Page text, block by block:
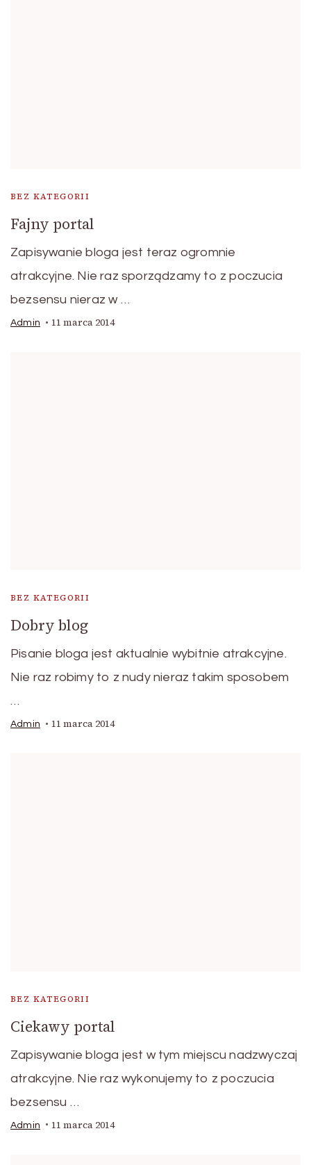
BEZ KATEGORII
Fajny portal
Zapisywanie bloga jest teraz ogromnie
atrakcyjne. Nie raz sporządzamy to z poczucia
bezsensu nieraz w …
Admin 11 marca 2014
BEZ KATEGORII
Dobry blog
Pisanie bloga jest aktualnie wybitnie atrakcyjne.
Nie raz robimy to z nudy nieraz takim sposobem
…
Admin 11 marca 2014
BEZ KATEGORII
Ciekawy portal
Zapisywanie bloga jest w tym miejscu nadzwyczaj
atrakcyjne. Nie raz wykonujemy to z poczucia
bezsensu …
Admin 11 marca 2014